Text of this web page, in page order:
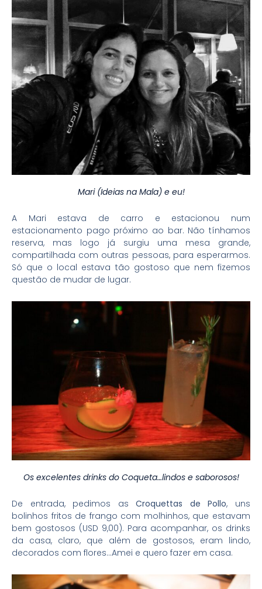
Mari (Ideias na Mala) e eu!
A Mari estava de carro e estacionou num
estacionamento pago próximo ao bar. Não tínhamos
reserva, mas logo já surgiu uma mesa grande,
compartilhada com outras pessoas, para esperarmos.
Só que o local estava tão gostoso que nem fizemos
questão de mudar de lugar.
Os excelentes drinks do Coqueta…lindos e saborosos!
De entrada, pedimos asCroquettas de Pollo, uns
bolinhos fritos de frango com molhinhos, que estavam
bem gostosos (USD 9,00). Para acompanhar, os drinks
da casa, claro, que além de gostosos, eram lindo,
decorados com flores…Amei e quero fazer em casa.